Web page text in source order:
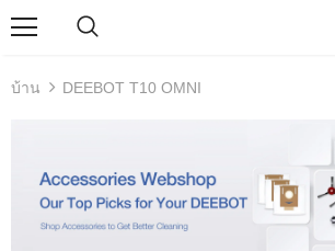
บ้าน DEEBOT T10 OMNI